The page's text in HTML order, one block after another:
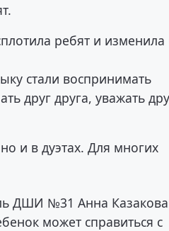
ребят и изменила
стали воспринимать
друг друга, уважать
и в дуэтах. Для многих
ДШИ №31 Анна
может справиться с